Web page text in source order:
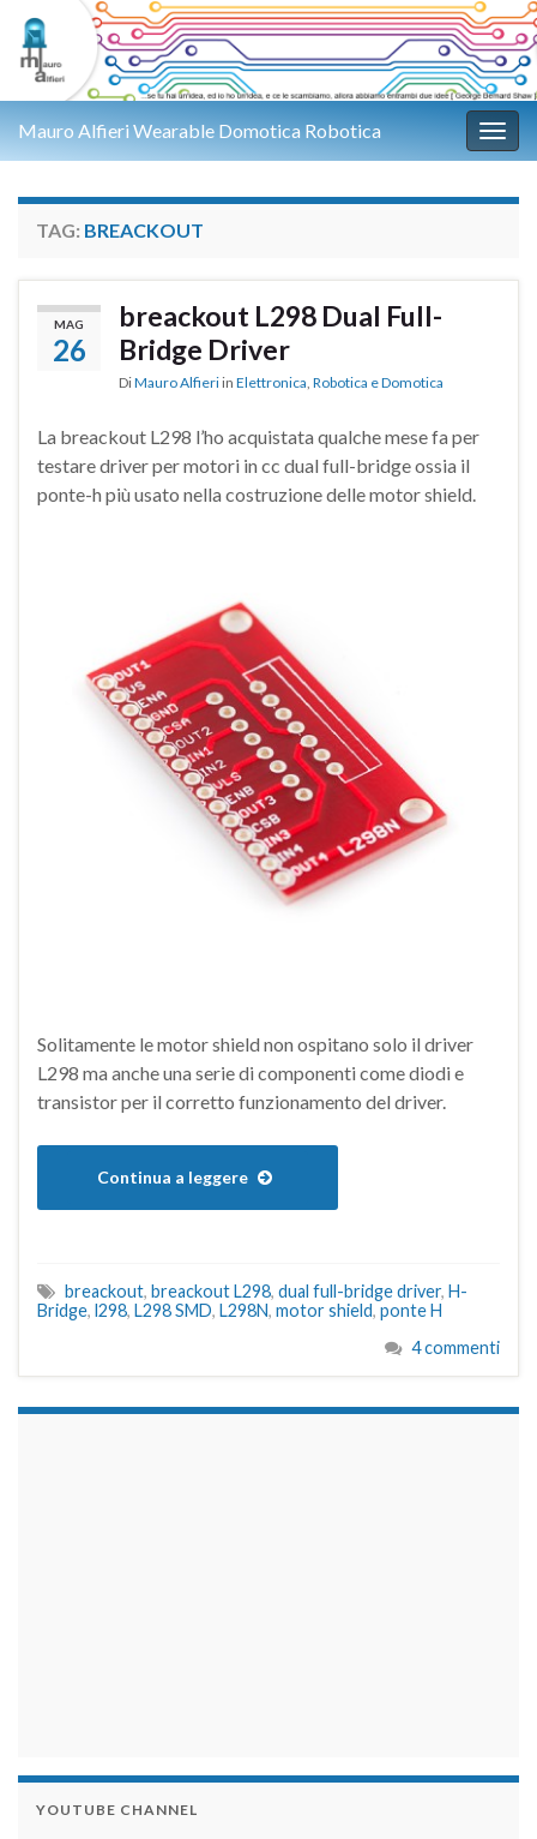
Mauro Alfieri Wearable Domotica Robotica
TAG: BREACKOUT
MAG
26
breackout L298 Dual Full-
Bridge Driver
DiMauro Alfieri in Elettronica, Robotica e Domotica
La breackout L298 l’ho acquistata qualche mese fa per
testare driver per motori in cc dual full-bridge ossia il
ponte-h più usato nella costruzione delle motor shield.
Solitamente le motor shield non ospitano solo il driver
L298 ma anche una serie di componenti come diodi e
transistor per il corretto funzionamento del driver.
Continua a leggere
breackout, breackout L298, dual full-bridge driver, H-
Bridge, l298, L298 SMD, L298N, motor shield, ponte H
4 commenti
YOUTUBE CHANNEL